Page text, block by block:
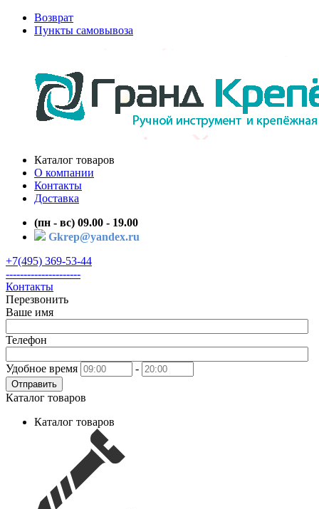
Возврат
Пункты самовывоза
Каталог товаров
О компании
Контакты
Доставка
(пн - вс) 09.00 - 19.00
Gkrep@yandex.ru
+7(495) 369-53-44
---------------------
Контакты
Перезвонить
Ваше имя
Телефон
Удобное время -
Отправить
Каталог товаров
Каталог товаров